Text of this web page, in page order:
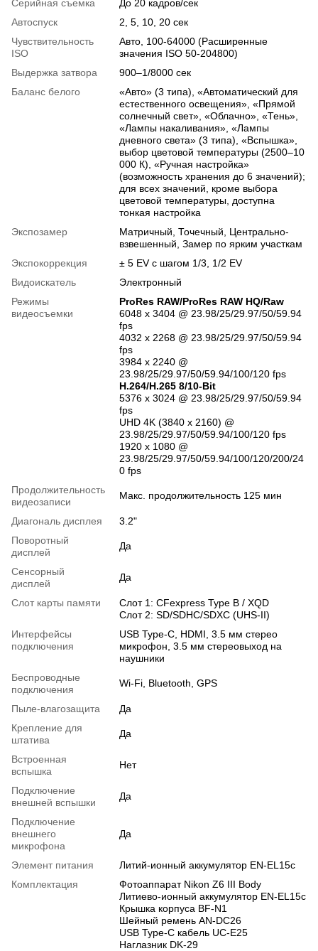
Серийная съемка
До 20 кадров/сек
Автоспуск
2, 5, 10, 20 сек
Чувствительность
ISO
Авто, 100-64000 (Расширенные
значения ISO 50-204800)
Выдержка затвора
900–1/8000 сек
Баланс белого
«Авто» (3 типа), «Автоматический для
естественного освещения», «Прямой
солнечный свет», «Облачно», «Тень»,
«Лампы накаливания», «Лампы
дневного света» (3 типа), «Вспышка»,
выбор цветовой температуры (2500–10
000 К), «Ручная настройка»
(возможность хранения до 6 значений);
для всех значений, кроме выбора
цветовой температуры, доступна
тонкая настройка
Экспозамер
Матричный, Точечный, Центрально-
взвешенный, Замер по ярким участкам
Экспокоррекция
± 5 EV с шагом 1/3, 1/2 EV
Видоискатель
Электронный
Режимы
видеосъемки
ProRes RAW/ProRes RAW HQ/Raw
6048 x 3404 @ 23.98/25/29.97/50/59.94
fps
4032 x 2268 @ 23.98/25/29.97/50/59.94
fps
3984 x 2240 @
23.98/25/29.97/50/59.94/100/120 fps
H.264/H.265 8/10-Bit
5376 x 3024 @ 23.98/25/29.97/50/59.94
fps
UHD 4K (3840 x 2160) @
23.98/25/29.97/50/59.94/100/120 fps
1920 x 1080 @
23.98/25/29.97/50/59.94/100/120/200/24
0 fps
Продолжительность
видеозаписи
Макс. продолжительность 125 мин
Диагональ дисплея
3.2"
Поворотный
дисплей
Да
Сенсорный
дисплей
Да
Слот карты памяти
Слот 1: CFexpress Type B / XQD
Слот 2: SD/SDHC/SDXC (UHS-II)
Интерфейсы
подключения
USB Type-C, HDMI, 3.5 мм стерео
микрофон, 3.5 мм стереовыход на
наушники
Беспроводные
подключения
Wi-Fi, Bluetooth, GPS
Пыле-влагозащита
Да
Крепление для
штатива
Да
Встроенная
вспышка
Нет
Подключение
внешней вспышки
Да
Подключение
внешнего
микрофона
Да
Элемент питания
Литий-ионный аккумулятор EN-EL15c
Комплектация
Фотоаппарат Nikon Z6 III Body
Литиево-ионный аккумулятор EN-EL15c
Крышка корпуса BF-N1
Шейный ремень AN-DC26
USB Type-C кабель UC-E25
Наглазник DK-29